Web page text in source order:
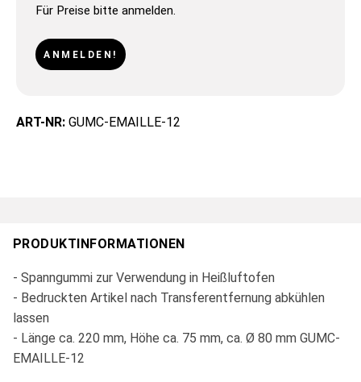
Für Preise bitte anmelden.
ANMELDEN!
ART-NR: GUMC-EMAILLE-12
PRODUKTINFORMATIONEN
- Spanngummi zur Verwendung in Heißluftofen
- Bedruckten Artikel nach Transferentfernung abkühlen
lassen
- Länge ca. 220 mm, Höhe ca. 75 mm, ca. Ø 80 mm GUMC-
EMAILLE-12